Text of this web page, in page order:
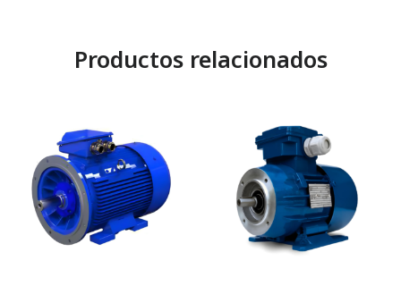
Productos relacionados